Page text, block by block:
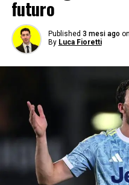
futuro
Published 3 mesi ago on
By Luca Fioretti